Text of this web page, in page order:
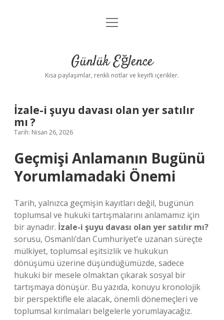
Anasayfa
Yasal Uyarı
menüyü
Günlük Eğlence
Kısa paylaşımlar, renkli notlar ve keyifli içerikler.
İzale-i şuyu davası olan yer satılır
mı ?
Tarih: Nisan 26, 2026
Geçmişi Anlamanın Bugünü
Yorumlamadaki Önemi
Tarih, yalnızca geçmişin kayıtları değil, bugünün
toplumsal ve hukuki tartışmalarını anlamamız için
bir aynadır. İzale-i şuyu davası olan yer satılır mı?
sorusu, Osmanlı’dan Cumhuriyet’e uzanan süreçte
mülkiyet, toplumsal eşitsizlik ve hukukun
dönüşümü üzerine düşündüğümüzde, sadece
hukuki bir mesele olmaktan çıkarak sosyal bir
tartışmaya dönüşür. Bu yazıda, konuyu kronolojik
bir perspektifle ele alacak, önemli dönemeçleri ve
toplumsal kırılmaları belgelerle yorumlayacağız.